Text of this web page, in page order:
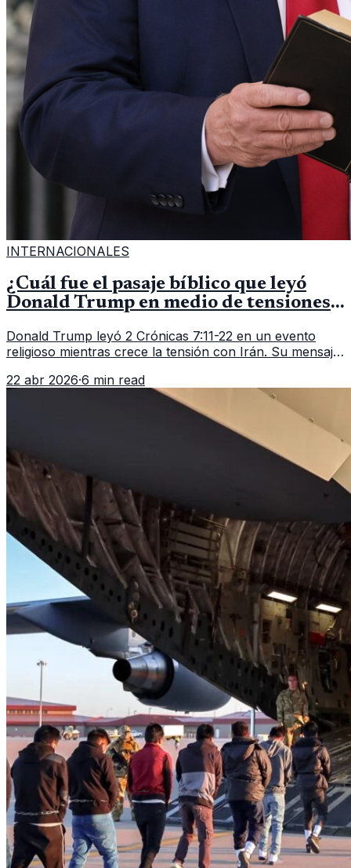
INTERNACIONALES
¿Cuál fue el pasaje bíblico que leyó
Donald Trump en medio de tensiones
Donald Trump leyó 2 Crónicas 7:11-22 en un evento
religioso mientras crece la tensión con Irán. Su mensaje
22 abr 2026·6 min read